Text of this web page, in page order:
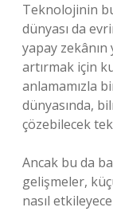
Teknolojinin
dünyası da
yapay
artırmak için
anlamamızla
dünyasında,
çözebilecek
Ancak bu da
gelişmeler,
nasıl